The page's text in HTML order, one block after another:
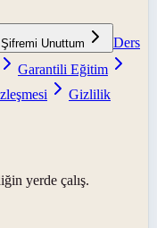
Şifremi Unuttum
Ders
Garantili Eğitim
Gizlilik
yerde çalış.